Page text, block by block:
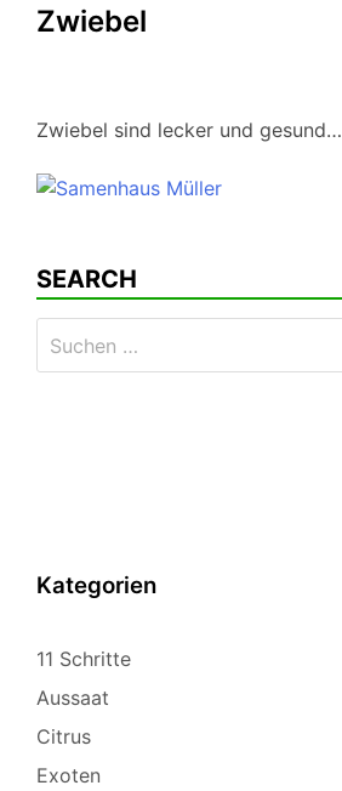
Zwiebel
Zwiebel sind lecker und gesund…
SEARCH
nach:
Kategorien
11 Schritte
Aussaat
Citrus
Exoten